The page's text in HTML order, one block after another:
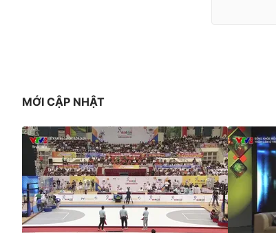
MỚI CẬP NHẬT